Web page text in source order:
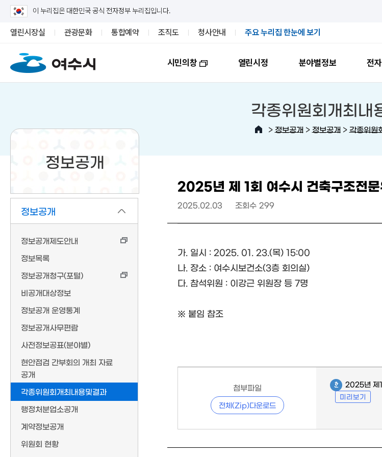
이 누리집은 대한민국 공식 전자정부 누리집입니다.
열린시장실 관광문화 통합예약 조직도 청사안내 주요 누리집 한눈에 보기
시민의창 열린시정 분야별정보 전
정보공개
정보공개
정보공개제도안내
정보목록
정보공개청구(포털)
비공개대상정보
정보공개 운영통계
정보공개사무편람
사전정보공표(분야별)
현안점검 간부회의 개최 자료
공개
각종위원회개최내용및결과
행정처분업소공개
계약정보공개
위원회 현황
각종위원회개최내
> 정보공개> 정보공개> 각종위원
2025년 제 1회 여수시 건축구조전
2025.02.03 조회수 299
가. 일시 : 2025. 01. 23.(목) 15:00
나. 장소 : 여수시보건소(3층 회의실)
다. 참석위원 : 이강근 위원장 등 7명
※ 붙임 참조
첨부파일
전체(Zip)다운로드
2025년 제
미리보기